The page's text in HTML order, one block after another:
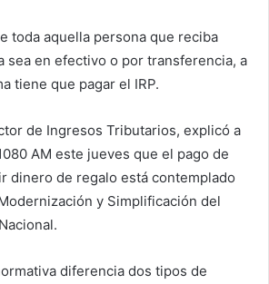
toda aquella persona que reciba
sea en efectivo o por transferencia, a
tiene que pagar el IRP.
de Ingresos Tributarios, explicó a
AM este jueves que el pago de
dinero de regalo está contemplado
y Simplificación del
diferencia dos tipos de